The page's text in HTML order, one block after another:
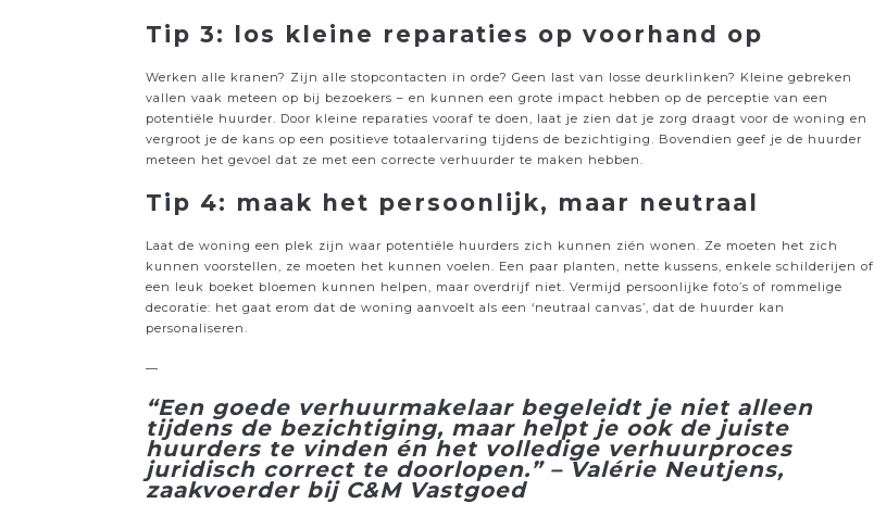
Tip 3: los kleine reparaties op voorhand op
Werken alle kranen? Zijn alle stopcontacten in orde? Geen last van losse deurklinken? Kleine gebreken
vallen vaak meteen op bij bezoekers – en kunnen een grote impact hebben op de perceptie van een
potentiële huurder. Door kleine reparaties vooraf te doen, laat je zien dat je zorg draagt voor de woning en
vergroot je de kans op een positieve totaalervaring tijdens de bezichtiging. Bovendien geef je de huurder
meteen het gevoel dat ze met een correcte verhuurder te maken hebben.
Tip 4: maak het persoonlijk, maar neutraal
Laat de woning een plek zijn waar potentiële huurders zich kunnen zién wonen. Ze moeten het zich
kunnen voorstellen, ze moeten het kunnen voelen. Een paar planten, nette kussens, enkele schilderijen of
een leuk boeket bloemen kunnen helpen, maar overdrijf niet. Vermijd persoonlijke foto’s of rommelige
decoratie: het gaat erom dat de woning aanvoelt als een ‘neutraal canvas’, dat de huurder kan
personaliseren.
—
“Een goede verhuurmakelaar begeleidt je niet alleen
tijdens de bezichtiging, maar helpt je ook de juiste
huurders te vinden én het volledige verhuurproces
juridisch correct te doorlopen.” – Valérie Neutjens,
zaakvoerder bij C&M Vastgoed